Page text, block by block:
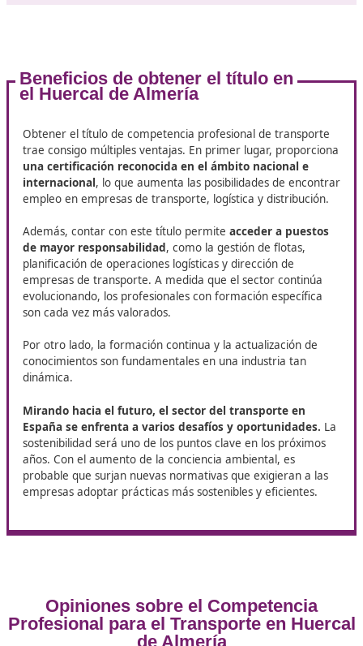
Requisitos para acceder al curso
profesional de transporte,los candidatos deben
ciertos requisitos previos . Generalmente, se exige:
Edad: Los aspirantes deben tener al menos 18 años.
Educación: Se requiere como mínimo la educación
secundaria obligatoria (ESO) o equivalente.
Certificado médico: Es necesario presentar un
que acredite la aptitud física y psicológica para el
de esta actividad.
Además, aunque no es obligatorio, se recomienda
conocimientos básicos de logística y transporte
habilidades de gestión empresarial. Esto facilitará la
comprensión de los contenidos que se abordarán
curso.
Obtener el título de competencia profesional de
trae consigo múltiples ventajas. En primer lugar,